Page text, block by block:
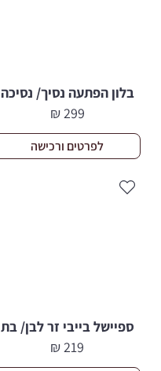
בלון הפתעה נסיך/ נסיכה
299
₪
לפרטים ורכישה
ספיישל בייבי זר לבן/ בת
219
₪